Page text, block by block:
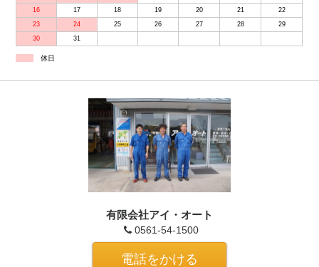
16
17 18 19 20 21
22
23
24 25 26 27 28
29
30
31
休日
有限会社アイ・オート
0561-54-1500
電話をかける